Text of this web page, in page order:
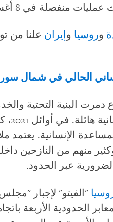
منفصلة في 8 أغسطس/آب.
وروسيا وإيران علنا من
الحالي في شمال
البنية التحتية
الإنسانية.
منهم من النازحين
عبر الحدود.
"الفيتو" لإجبار
الحدودية الأربعة